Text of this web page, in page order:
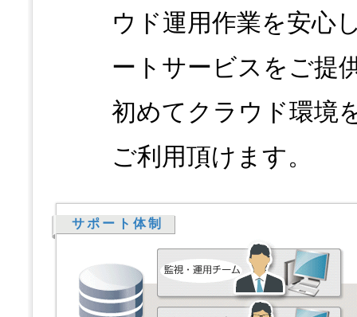
ウド運用作業を安心
ートサービスをご提
初めてクラウド環境
ご利用頂けます。
サポート体制